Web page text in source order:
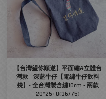
【台灣望你順遂】平面繡&立體台
灣款 - 深藍牛仔【電繡牛仔飲料
袋】- 全台灣製含繡10cm - 兩款
20*25+8(36/75)